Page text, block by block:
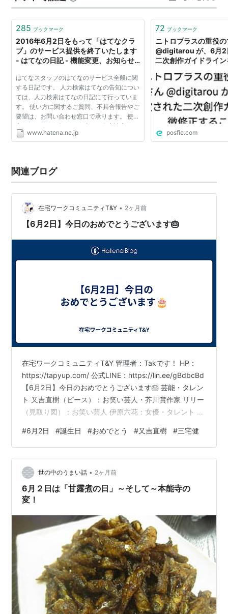
285 ブックマーク
2016年6月2日をもって「はてなクラ
ブ」のサービス提供を終了いたします
- はてなの日記 - 機能変更、お知らせ
はてなスタッフのはてなのサービス全般に関
する日記です。 人力検索はてなの告知につい
ては、人力検索はてなの日記にて行っていま
す。 使い方に関するご質問、不具合報告やご
要望は、お問い合わせ窓口で承ります。 使い
方のコツなどを知りたい時は、人力検索はて
なの「はてなの使い方」カテゴリーをご利用
www.hatena.ne.jp
72 ブックマーク
ニトロプラスの重役
@digitarou が、6月2
二次創作ガイドライ
posfie.com
関連ブログ
在宅ワークコミュニティT&Y • 2ヶ月前
【6月2日】今日のおめでとうございます🎂
在宅ワークコミュニティT&Y 管理者：Takです！ HP：
https://tapyup.com/ 公式LINE：https://lin.ee/gBdbcBd
【6月2日】今日のおめでとうございます🎂 芸能・タレン
ト 又吉直樹（ピース）：お笑い芸人・芥川賞作家 リリー
（見取り図）：お笑い芸人 伊原六花：女優・タレント 平
化人 布施明：歌手（※1947年生まれ） マルキ・ド・サ
ド：フランスの小説家 スポーツ選手 アビー・ワンバッ
ク：アメリカの元女子サッカー選手 エンジョイ・ポジテ
ィブ・パッション！
#6月2日 #誕生日 #おめでとう #又吉直樹 #三宅健
世の中のうまい話 • 2ヶ月前
6月２日は「甘露煮の日」～そして～本能寺の
変！